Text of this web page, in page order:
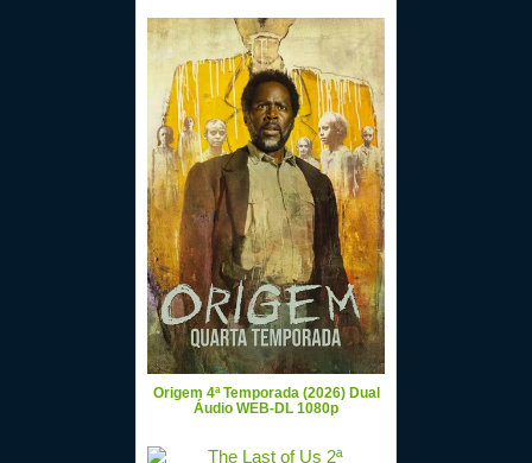
Origem 4ª Temporada (2026) Dual
Áudio WEB-DL 1080p